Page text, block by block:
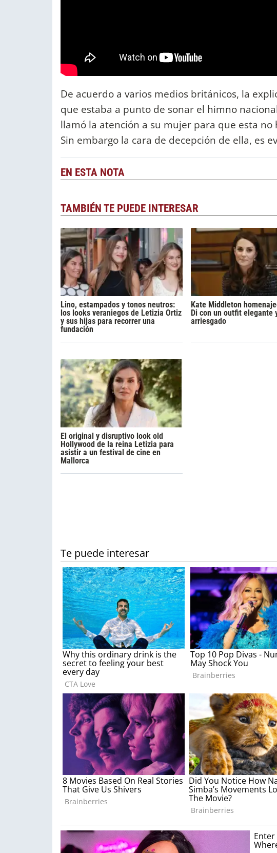
De acuerdo a varios medios británicos, la
que estaba a punto de sonar el himno
llamó la atención a su mujer para que esta no
Sin embargo la cara de decepción de ella, es
EN ESTA NOTA
TAMBIÉN TE PUEDE INTERESAR
Lino, estampados y tonos neutros:
los looks veraniegos de Letizia Ortiz
y sus hijas para recorrer una
fundación
Kate Middleton
Di con un outfit elegante
arriesgado
El original y disruptivo look old
Hollywood de la reina Letizia para
asistir a un festival de cine en
Mallorca